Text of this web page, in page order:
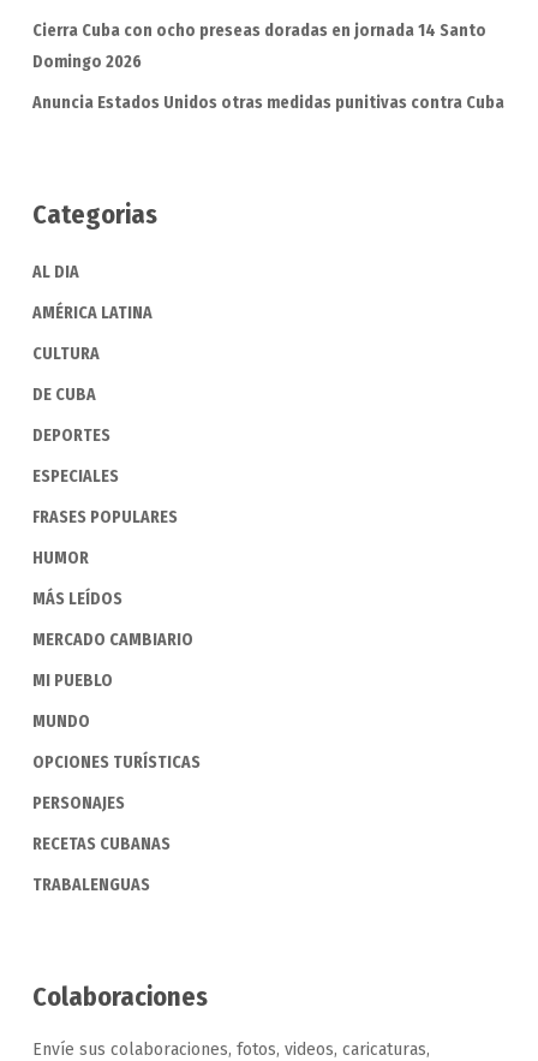
Cierra Cuba con ocho preseas doradas en jornada 14 Santo
Domingo 2026
Anuncia Estados Unidos otras medidas punitivas contra Cuba
Categorias
AL DIA
AMÉRICA LATINA
CULTURA
DE CUBA
DEPORTES
ESPECIALES
FRASES POPULARES
HUMOR
MÁS LEÍDOS
MERCADO CAMBIARIO
MI PUEBLO
MUNDO
OPCIONES TURÍSTICAS
PERSONAJES
RECETAS CUBANAS
TRABALENGUAS
Colaboraciones
Envíe sus colaboraciones, fotos, videos, caricaturas,